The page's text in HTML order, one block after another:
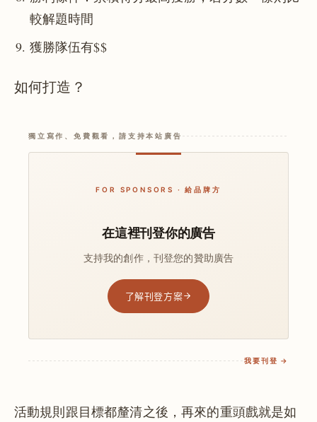
較解題時間
獲勝隊伍有$$
如何打造？
獨立寫作、免費觀看，請支持本站廣告
FOR SPONSORS · 給品牌方
在這裡刊登你的廣告
支持我的創作，刊登您的贊助廣告
了解刊登方案
我要刊登 →
活動規則跟目標都釐清之後，再來的重頭戲就是如